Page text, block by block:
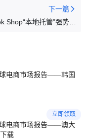
下一篇
Shop“本地托管”强势登
电商市场报告——韩国
立即领取
电商市场报告——澳大
载